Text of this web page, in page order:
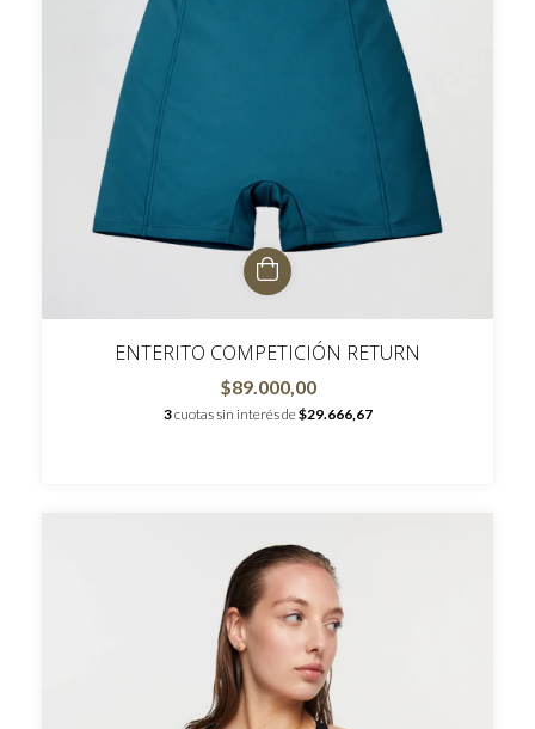
ENTERITO COMPETICIÓN RETURN
$89.000,00
3cuotas sin interés de$29.666,67